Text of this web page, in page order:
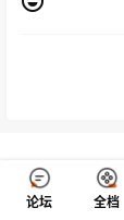
论坛 全档